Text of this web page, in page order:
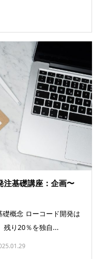
注基礎講座：企画〜
概念 ローコード開発は
残り20％を独自...